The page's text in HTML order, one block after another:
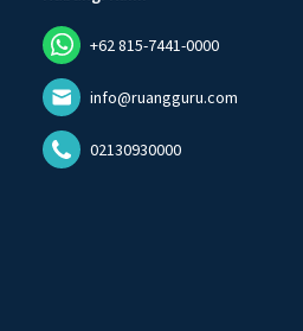
+62 815-7441-0000
info@ruangguru.com
02130930000